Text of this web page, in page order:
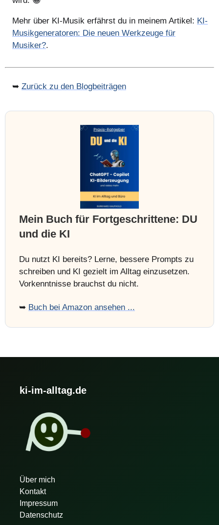
Mehr über KI-Musik erfährst du in meinem Artikel: KI-
Musikgeneratoren: Die neuen Werkzeuge für
Musiker?.
➥ Zurück zu den Blogbeiträgen
Mein Buch für Fortgeschrittene: DU
und die KI
Du nutzt KI bereits? Lerne, bessere Prompts zu
schreiben und KI gezielt im Alltag einzusetzen.
Vorkenntnisse brauchst du nicht.
➥ Buch bei Amazon ansehen ...
ki-im-alltag.de
Über mich
Kontakt
Impressum
Datenschutz